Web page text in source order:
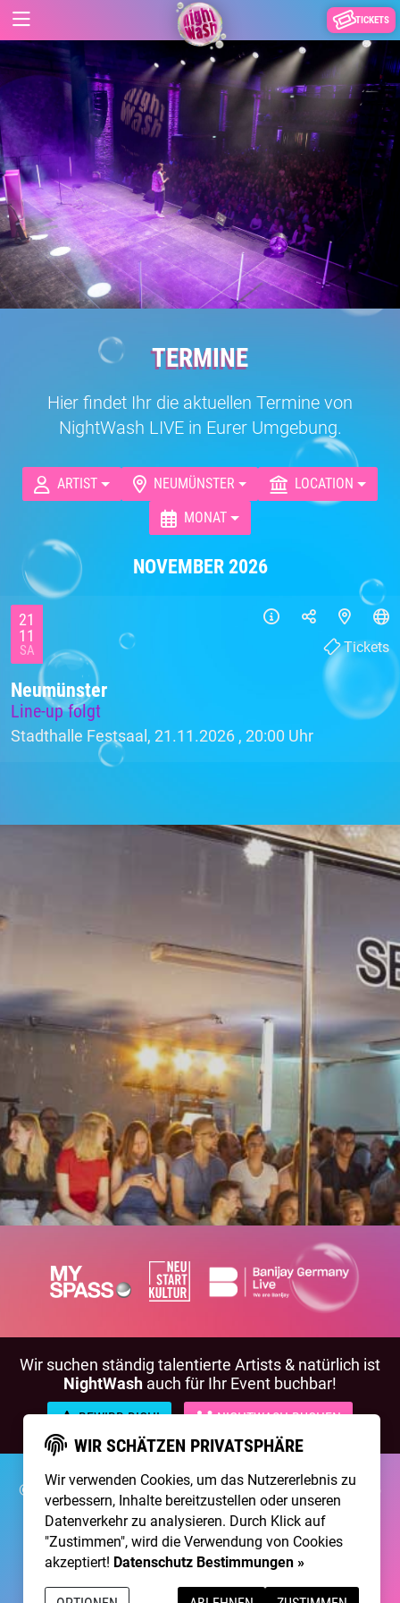
TICKETS
TERMINE
Hier findet Ihr die aktuellen Termine von
NightWash LIVE in Eurer Umgebung.
ARTIST NEUMÜNSTER
LOCATION
MONAT
NOVEMBER 2026
21
11
SA
Neumünster
Line-up folgt
Stadthalle Festsaal, 21.11.2026 , 20:00 Uhr
Tickets
Wir suchen ständig talentierte Artists & natürlich ist
NightWash auch für Ihr Event buchbar!
BEWIRB DICH! NIGHTWASH BUCHEN
©2026 Brainpool LiveÜber UnsKontaktMembership
ImpressumDatenschutz
Erstellt mit von300 Design
grüner IT
WIR SCHÄTZEN PRIVATSPHÄRE
Wir verwenden Cookies, um das Nutzererlebnis zu
verbessern, Inhalte bereitzustellen oder unseren
Datenverkehr zu analysieren. Durch Klick auf
"Zustimmen", wird die Verwendung von Cookies
akzeptiert! Datenschutz Bestimmungen »